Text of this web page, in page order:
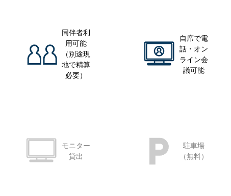
同伴者利
用可能
（別途現
地で精算
必要）
自席で電
話・オン
ライン会
議可能
モニター
貸出
駐車場
（無料）